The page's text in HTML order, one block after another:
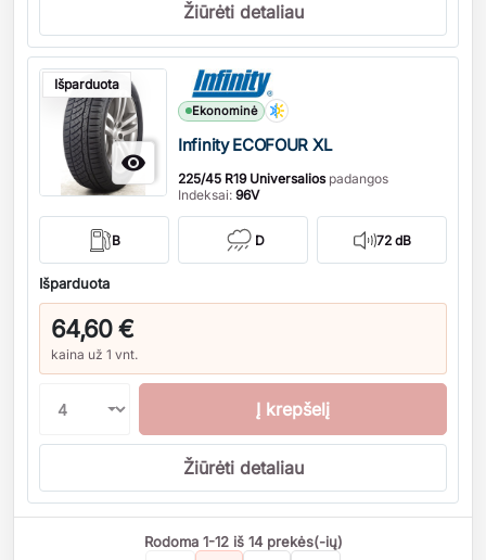
Žiūrėti detaliau
Išparduota

Ekonominė
Infinity ECOFOUR XL
225/45 R19 Universaliospadangos
Indeksai: 96V
B D 72 dB
Išparduota
64,60 €
kaina už 1 vnt.
Kiekis
Į krepšelį
Žiūrėti detaliau
Rodoma 1-12 iš 14 prekės(-ių)